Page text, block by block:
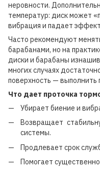
неровности.
температур: диск может
вибрация и падает
Часто рекомендуют
барабанами, но на
диски и барабаны
многих случаях
поверхность — выполнить
Что дает проточка
Убирает биение и
Возвращает
системы.
Продлевает срок
Помогает